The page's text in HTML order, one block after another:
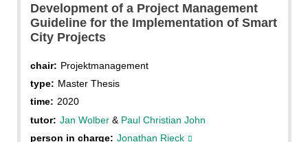
Development of a Project Management
Guideline for the Implementation of Smart
City Projects
chair: Projektmanagement
type: Master Thesis
time: 2020
tutor: Jan Wolber& Paul Christian John
person in charge: Jonathan Rieck